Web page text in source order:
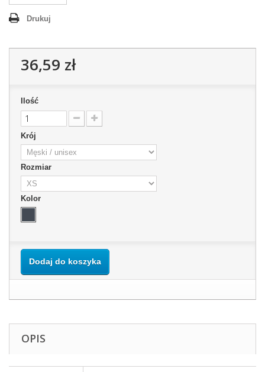
Drukuj
36,59 zł
Ilość
Krój
Rozmiar
Kolor
Dodaj do koszyka
OPIS